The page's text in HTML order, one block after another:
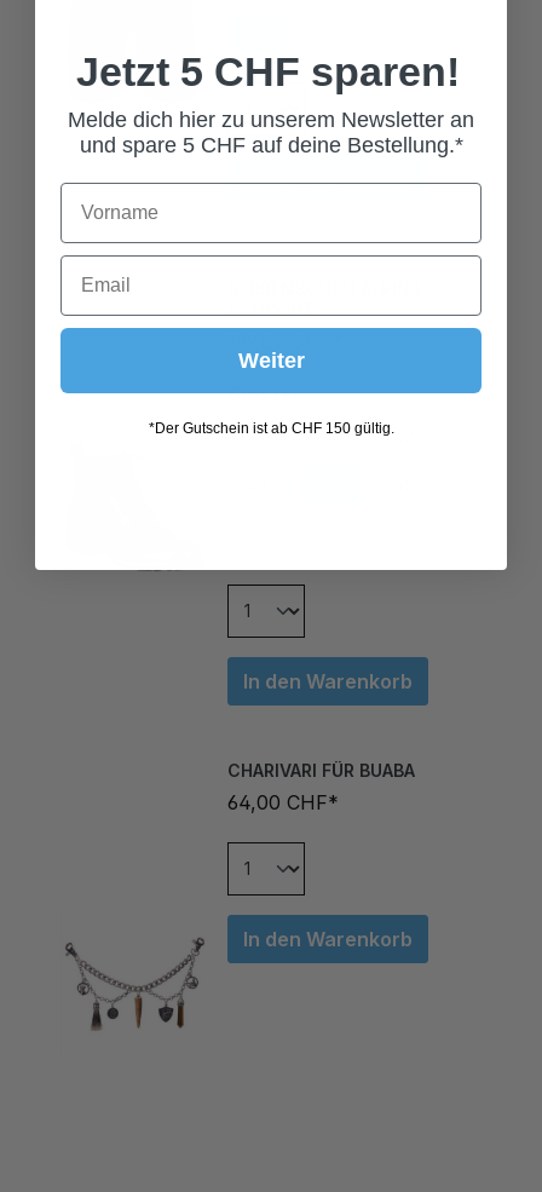
In den Warenkorb
HERRENSCHUH ALPINA
199,00 CHF*
Grösse
In den Warenkorb
64,00 CHF*
In den Warenkorb
Jetzt 5 CHF sparen!
Melde dich hier zu unserem Newsletter an
und spare 5 CHF auf deine Bestellung.*
Weiter
*Der Gutschein ist ab CHF 150 gültig.